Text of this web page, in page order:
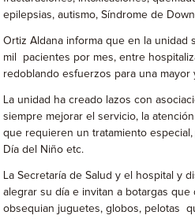
epilepsias, autismo, Síndrome de
Ortiz Aldana informa que en la unidad
mil pacientes por mes, entre
redoblando esfuerzos para una mayor
La unidad ha creado lazos con
siempre mejorar el servicio, la
que requieren un tratamiento
Día del Niño etc.
La Secretaría de Salud y el hospital y
alegrar su día e invitan a botargas
obsequian juguetes, globos, pelotas